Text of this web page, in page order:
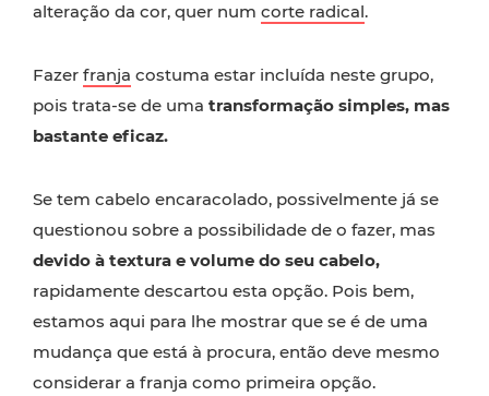
alteração da cor, quer num corte radical.
Fazer franja costuma estar incluída neste grupo,
pois trata-se de uma transformação simples, mas
bastante eficaz.
Se tem cabelo encaracolado, possivelmente já se
questionou sobre a possibilidade de o fazer, mas
devido à textura e volume do seu cabelo,
rapidamente descartou esta opção. Pois bem,
estamos aqui para lhe mostrar que se é de uma
mudança que está à procura, então deve mesmo
considerar a franja como primeira opção.